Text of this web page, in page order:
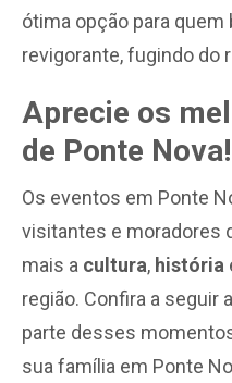
ótima opção para
revigorante, fugindo do
Aprecie os
de Ponte Nova!
Os eventos em Ponte
visitantes e moradores
mais a cultura, história
região. Confira a seguir
parte desses
sua família em Ponte